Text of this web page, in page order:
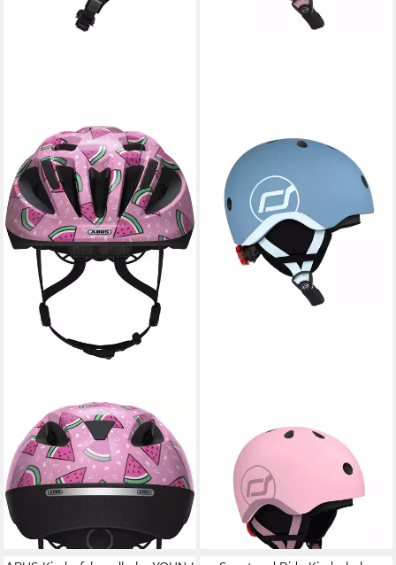
ABUS
Kinderfahrradhelm SMOOTY
2.0
ab 29,99 €
lieferbar - in 3-4 Werktagen bei dir
Kinderhelm Ski Helmet XXS
59,90 €
lieferbar - in 2-3 Werktagen bei dir